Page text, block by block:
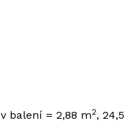
balení = 2,88 m2, 24,5